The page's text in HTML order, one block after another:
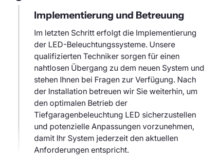
Implementierung und Betreuung
Im letzten Schritt erfolgt die Implementierung
der LED-Beleuchtungssysteme. Unsere
qualifizierten Techniker sorgen für einen
nahtlosen Übergang zu dem neuen System und
stehen Ihnen bei Fragen zur Verfügung. Nach
der Installation betreuen wir Sie weiterhin, um
den optimalen Betrieb der
Tiefgaragenbeleuchtung LED sicherzustellen
und potenzielle Anpassungen vorzunehmen,
damit Ihr System jederzeit den aktuellen
Anforderungen entspricht.